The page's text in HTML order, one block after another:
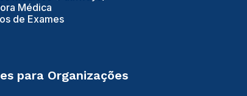
Médica
de Exames
para Organizações